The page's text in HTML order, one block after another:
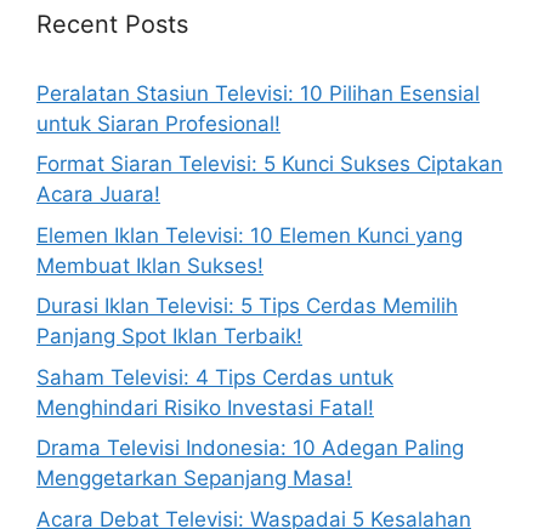
Recent Posts
Peralatan Stasiun Televisi: 10 Pilihan Esensial
untuk Siaran Profesional!
Format Siaran Televisi: 5 Kunci Sukses Ciptakan
Acara Juara!
Elemen Iklan Televisi: 10 Elemen Kunci yang
Membuat Iklan Sukses!
Durasi Iklan Televisi: 5 Tips Cerdas Memilih
Panjang Spot Iklan Terbaik!
Saham Televisi: 4 Tips Cerdas untuk
Menghindari Risiko Investasi Fatal!
Drama Televisi Indonesia: 10 Adegan Paling
Menggetarkan Sepanjang Masa!
Acara Debat Televisi: Waspadai 5 Kesalahan